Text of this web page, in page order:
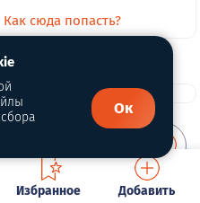
Как сюда попасть?
Избранное Добавить
Ок